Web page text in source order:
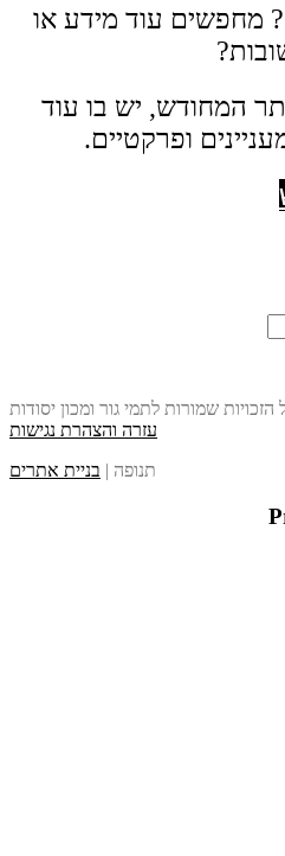
מחפשים עוד מידע או
המחודש, יש בו עוד
ופרקטיים.
הזכויות שמורות לתמי גור ומכון יסודות
עזרה והצהרת נגישות
תנופה | בניית אתרים